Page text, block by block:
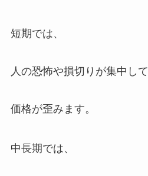
短期では、
人の恐怖や損切りが集中して
価格が歪みます。
中長期では、